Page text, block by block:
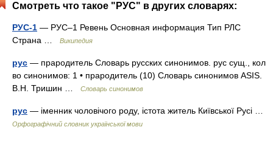
Смотреть что такое "РУС" в других словарях:
РУС-1 — РУС–1 Ревень Основная информация Тип РЛС
Страна …
Википедия
рус — прародитель Словарь русских синонимов. рус сущ., кол
во синонимов: 1 • прародитель (10) Словарь синонимов ASIS.
В.Н. Тришин …
Словарь синонимов
рус — іменник чоловічого роду, істота житель Київської Русі …
Орфографічний словник української мови